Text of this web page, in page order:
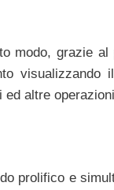
modo, grazie al
visualizzando
altre
prolifico e